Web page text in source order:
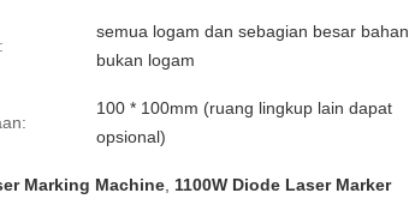
semua logam dan sebagian besar bahan
bukan logam
100 * 100mm (ruang lingkup lain dapat
opsional)
Marking Machine 1100W Diode Laser Marker